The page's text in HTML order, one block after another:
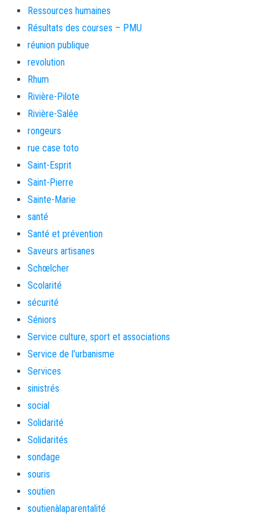
Ressources humaines
Résultats des courses – PMU
réunion publique
revolution
Rhum
Rivière-Pilote
Rivière-Salée
rongeurs
rue case toto
Saint-Esprit
Saint-Pierre
Sainte-Marie
santé
Santé et prévention
Saveurs artisanes
Schœlcher
Scolarité
sécurité
Séniors
Service culture, sport et associations
Service de l'urbanisme
Services
sinistrés
social
Solidarité
Solidarités
sondage
souris
soutien
soutienàlaparentalité